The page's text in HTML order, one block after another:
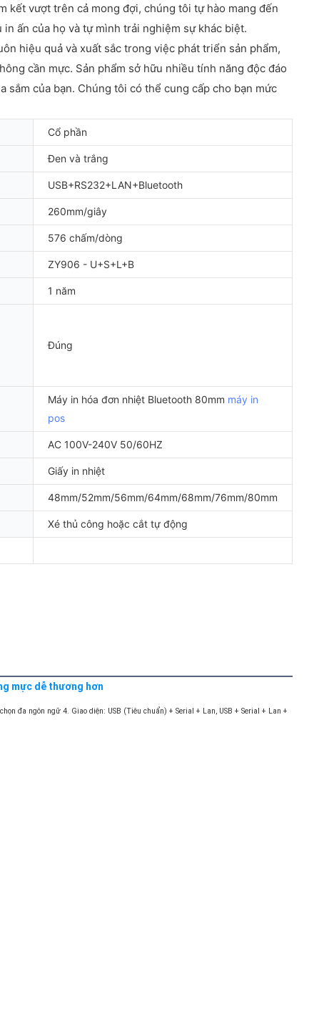
kết vượt trên cả mong đợi, chúng tôi tự hào mang đến
ấn của họ và tự mình trải nghiệm sự khác biệt.
hiệu quả và xuất sắc trong việc phát triển sản phẩm,
cần mực. Sản phẩm sở hữu nhiều tính năng độc đáo
sắm của bạn. Chúng tôi có thể cung cấp cho bạn mức
Cổ phần
Đen và trắng
USB+RS232+LAN+Bluetooth
260mm/giây
576 chấm/dòng
ZY906 - U+S+L+B
1 năm
Đúng
Máy in hóa đơn nhiệt Bluetooth 80mm máy in
pos
AC 100V-240V 50/60HZ
Giấy in nhiệt
48mm/52mm/56mm/64mm/68mm/76mm/80mm
Xé thủ công hoặc cắt tự động
mực dễ thương hơn
đa ngôn ngữ 4. Giao diện: USB (Tiêu chuẩn) + Serial + Lan, USB + Serial + Lan +